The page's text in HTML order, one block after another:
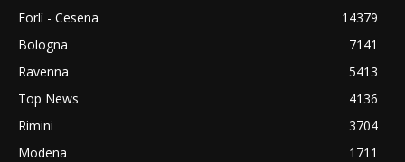
Forlì - Cesena
14379
Bologna
7141
Ravenna
5413
Top News
4136
Rimini
3704
Modena
1711